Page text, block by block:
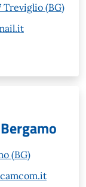
Treviglio (BG)
(BG)